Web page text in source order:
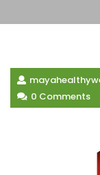
0 Comments